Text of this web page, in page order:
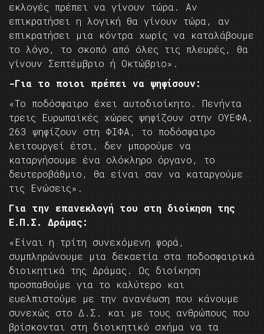
εκλογές πρέπει να γίνουν τώρα. Αν
επικρατήσει η λογική θα γίνουν τώρα, αν
επικρατήσει μια κόντρα χωρίς να καταλάβουμε
το λόγο, το σκοπό από όλες τις πλευρές, θα
γίνουν Σεπτέμβριο ή Οκτώβριο».
-Για το ποιοι πρέπει να ψηφίσουν:
«Το ποδόσφαιρο έχει αυτοδιοίκητο. Πενήντα
τρεις Ευρωπαϊκές χώρες ψηφίζουν στην ΟΥΕΦΑ,
263 ψηφίζουν στη ΦΙΦΑ, το ποδόσφαιρο
λειτουργεί έτσι, δεν μπορούμε να
καταργήσουμε ένα ολόκληρο όργανο, το
δευτεροβάθμιο, θα είναι σαν να καταργούμε
τις Ενώσεις».
Για την επανεκλογή του στη διοίκηση της
Ε.Π.Σ. Δράμας:
«Είναι η τρίτη συνεχόμενη φορά,
συμπληρώνουμε μια δεκαετία στα ποδοσφαιρικά
διοικητικά της Δράμας. Ως διοίκηση
προσπαθούμε για το καλύτερο και
ευελπιστούμε με την ανανέωση που κάνουμε
συνεχώς στο Δ.Σ. και με τους ανθρώπους που
βρίσκονται στη διοικητικό σχήμα να τα